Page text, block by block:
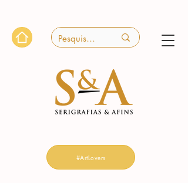
#ArtLovers